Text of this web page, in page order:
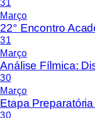
31
Março
22° Encontro
31
Março
Análise Fílmica:
30
Março
Etapa
30